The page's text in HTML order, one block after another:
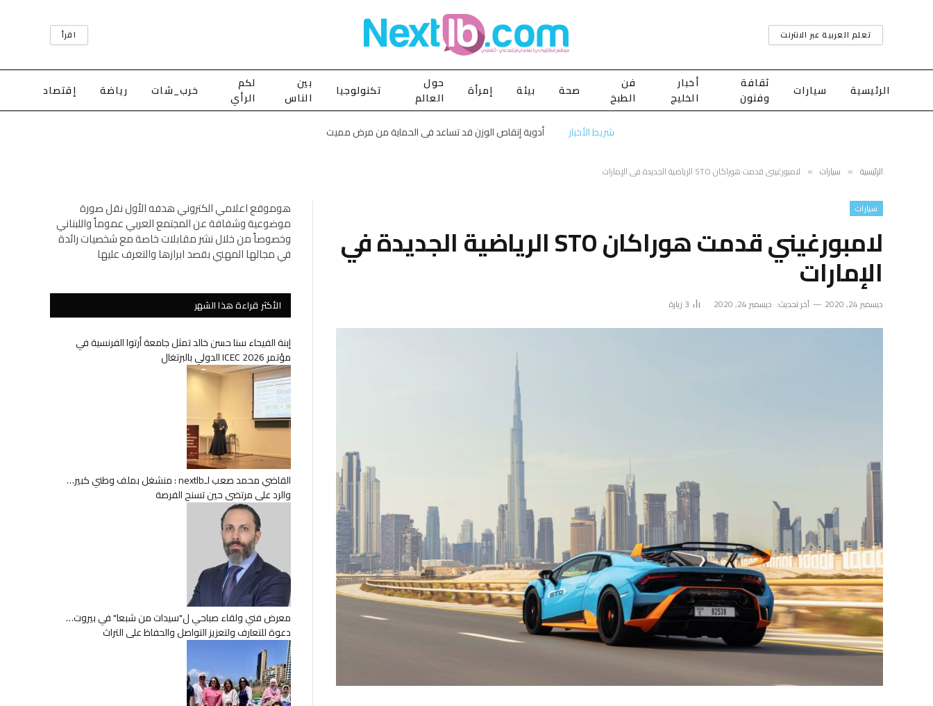
تعلم العربية عبر الانترنت اقرأ
الرئيسية سيارات
ثقافة
وفنون
أخبار
الخليج
فن
الطبخ
صحة بيئة إمرأة
حول
العالم
تكنولوجيا
بين
الناس
لكم
الرأي
خرب_شات رياضة إقتصاد
شريط الأخبار أدوية إنقاص الوزن قد تساعد في الحماية من مرض مميت
الرئيسية » سيارات » لامبورغيني قدمت هوراكان STO الرياضية الجديدة في الإمارات
سيارات
لامبورغيني قدمت هوراكان STO الرياضية الجديدة في
الإمارات
ديسمبر 24, 2020 آخر تحديث: ديسمبر 24, 2020 3 زيارة
هوموقع اعلامي الكتروني هدفه الأول نقل صورة
موضوعية وشفافة عن المجتمع العربي عموماً واللبناني
وخصوصاً من خلال نشر مقابلات خاصة مع شخصيات رائدة
في مجالها المهني بقصد ابرازها والتعرف عليها
الأكثر قراءة هذا الشهر
إبنة الفيحاء سنا حسن خالد تمثل جامعة أرتوا الفرنسية في
مؤتمر ICEC 2026 الدولي بالبرتغال
القاضي محمد صعب لـnextlb : منشغل بملف وطني كبير…
والرد على مرتضى حين تسنح الفرصة
معرض فني ولقاء صباحي ل"سيدات من شبعا" في بيروت…
دعوة للتعارف ولتعزيز التواصل والحفاظ على التراث